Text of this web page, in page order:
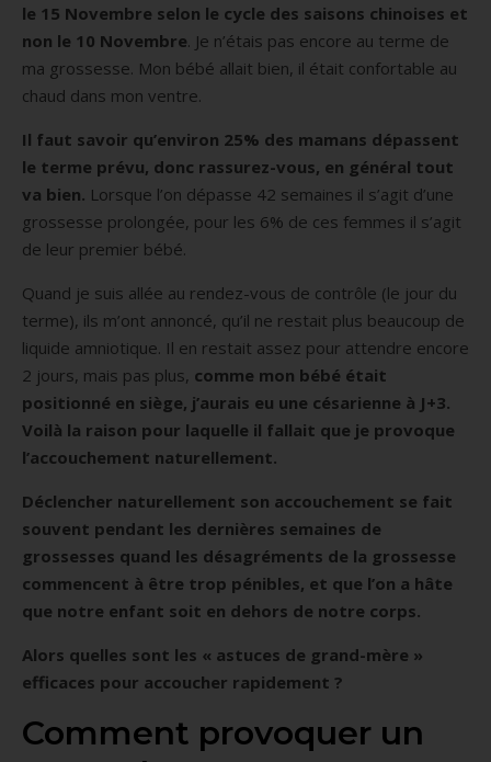
le 15 Novembre selon le cycle des saisons chinoises et
non le 10 Novembre. Je n’étais pas encore au terme de
ma grossesse. Mon bébé allait bien, il était confortable au
chaud dans mon ventre.
Il faut savoir qu’environ 25% des mamans dépassent
le terme prévu, donc rassurez-vous, en général tout
va bien. Lorsque l’on dépasse 42 semaines il s’agit d’une
grossesse prolongée, pour les 6% de ces femmes il s’agit
de leur premier bébé.
Quand je suis allée au rendez-vous de contrôle (le jour du
terme), ils m’ont annoncé, qu’il ne restait plus beaucoup de
liquide amniotique. Il en restait assez pour attendre encore
2 jours, mais pas plus, comme mon bébé était
positionné en siège, j’aurais eu une césarienne à J+3.
Voilà la raison pour laquelle il fallait que je provoque
l’accouchement naturellement.
Déclencher naturellement son accouchement se fait
souvent pendant les dernières semaines de
grossesses quand les désagréments de la grossesse
commencent à être trop pénibles, et que l’on a hâte
que notre enfant soit en dehors de notre corps.
Alors quelles sont les « astuces de grand-mère »
efficaces pour accoucher rapidement ?
Comment provoquer un